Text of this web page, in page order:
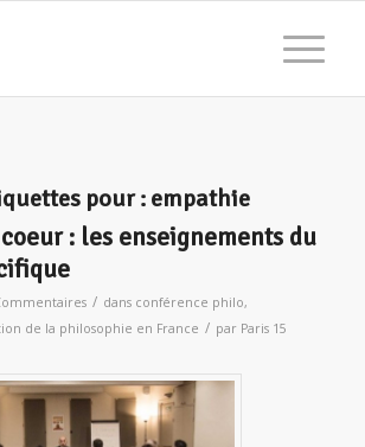
pour : empathie
: les enseignements du
/ dans conférence philo,
de la philosophie en France / par Paris 15